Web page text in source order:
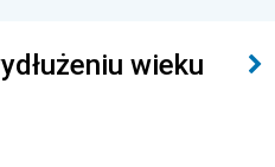
wieku